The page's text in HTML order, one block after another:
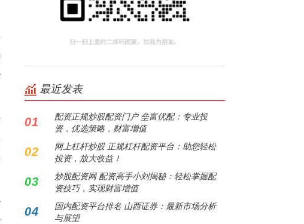
最近发表
01
配资正规炒股配资门户 垒富优配：专业投
资，优选策略，财富增值
02
网上杠杆炒股 正规杠杆配资平台：助您轻松
投资，放大收益！
03
炒股配资网 配资高手小刘揭秘：轻松掌握配
资技巧，实现财富增值
04
国内配资平台排名 山西证券：最新市场分析
与展望